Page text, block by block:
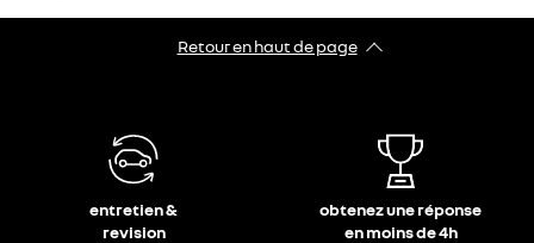
Retour en haut de page​
entretien &
revision
obtenez une réponse
en moins de 4h